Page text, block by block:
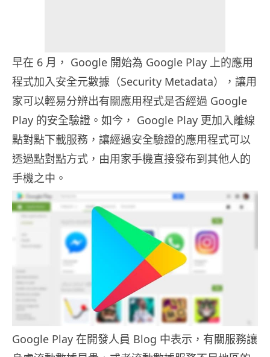
早在 6 月， Google 開始為 Google Play 上的應用
程式加入安全元數據（Security Metadata），讓用
家可以輕易分辨出有關應用程式是否經過 Google
Play 的安全驗證。如今， Google Play 更加入離線
點對點下載服務，讓經過安全驗證的應用程式可以
透過點對點方式，由用家手機直接發布到其他人的
手機之中。
Google Play 在開發人員 Blog 中表示，有關服務讓